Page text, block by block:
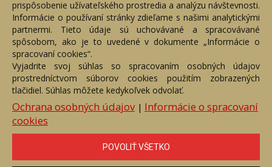
+421 905 356 921
+421 905 959 101
dartesro@dartesro.sk
Hlavná stránka Aukčný katalóg
Objednávka dražby
Termíny aukcií
Online Aukcia
DARTE AUKČNÁ SPOLOČNOSŤ s.r.o. © 2007 - 2026
Akékoľvek používanie obrazových a textových súčastí tejto stránky je
podmienené výslovným súhlasom jej vlastníka. Všetky práva sú
vyhradené.
prispôsobenie užívateľského prostredia a analýzu návštevnosti.
Informácie o používaní stránky zdieľame s našimi analytickými
partnermi. Tieto údaje sú uchovávané a spracovávané
spôsobom, ako je to uvedené v dokumente „Informácie o
spracovaní cookies“.
Vyjadrite svoj súhlas so spracovaním osobných údajov
prostredníctvom súborov cookies použitím zobrazených
tlačidiel. Súhlas môžete kedykoľvek odvolať.
Ochrana osobných údajov| Informácie o spracovaní
cookies
POVOLIŤ VŠETKO